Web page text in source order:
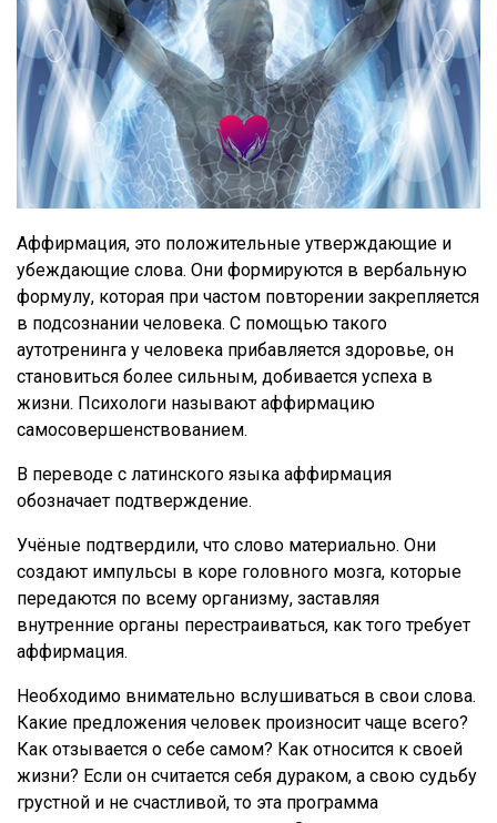
Аффирмация, это положительные утверждающие и
убеждающие слова. Они формируются в вербальную
формулу, которая при частом повторении закрепляется
в подсознании человека. С помощью такого
аутотренинга у человека прибавляется здоровье, он
становиться более сильным, добивается успеха в
жизни. Психологи называют аффирмацию
самосовершенствованием.
В переводе с латинского языка аффирмация
обозначает подтверждение.
Учёные подтвердили, что слово материально. Они
создают импульсы в коре головного мозга, которые
передаются по всему организму, заставляя
внутренние органы перестраиваться, как того требует
аффирмация.
Необходимо внимательно вслушиваться в свои слова.
Какие предложения человек произносит чаще всего?
Как отзывается о себе самом? Как относится к своей
жизни? Если он считается себя дураком, а свою судьбу
грустной и не счастливой, то эта программа